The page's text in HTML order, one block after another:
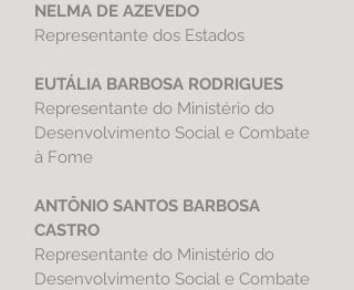
NELMA DE AZEVEDO
Representante dos Estados
EUTÁLIA BARBOSA RODRIGUES
Representante do Ministério do
Desenvolvimento Social e Combate
à Fome
ANTÔNIO SANTOS BARBOSA
CASTRO
Representante do Ministério do
Desenvolvimento Social e Combate